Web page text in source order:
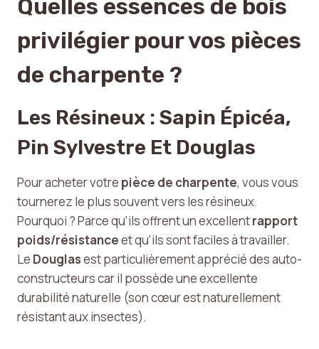
Quelles essences de bois
privilégier pour vos pièces
de charpente ?
Les Résineux : Sapin Épicéa,
Pin Sylvestre Et Douglas
Pour acheter votre pièce de charpente, vous vous
tournerez le plus souvent vers les résineux.
Pourquoi ? Parce qu’ils offrent un excellentrapport
poids/résistanceet qu’ils sont faciles à travailler.
Le Douglasest particulièrement apprécié des auto-
constructeurs car il possède une excellente
durabilité naturelle (son cœur est naturellement
résistant aux insectes).